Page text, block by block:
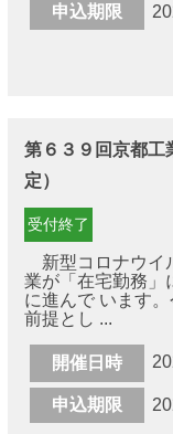
申込期限
第６３９回京都
定）
受付終了
新型コロナウイ
業が「在宅勤務」
に進んで います
前提とし ...
開催日時
申込期限